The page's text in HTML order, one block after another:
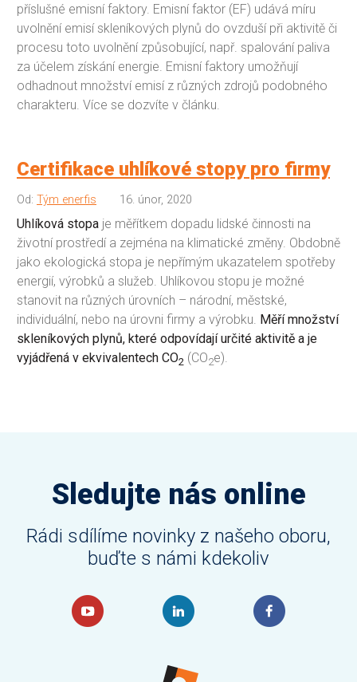
příslušné emisní faktory. Emisní faktor (EF) udává míru
uvolnění emisí skleníkových plynů do ovzduší při aktivitě či
procesu toto uvolnění způsobující, např. spalování paliva
za účelem získání energie. Emisní faktory umožňují
odhadnout množství emisí z různých zdrojů podobného
charakteru. Více se dozvíte v článku.
Certifikace uhlíkové stopy pro firmy
Od: Tým enerfis 16. únor, 2020
Uhlíková stopa je měřítkem dopadu lidské činnosti na
životní prostředí a zejména na klimatické změny. Obdobně
jako ekologická stopa je nepřímým ukazatelem spotřeby
energií, výrobků a služeb. Uhlíkovou stopu je možné
stanovit na různých úrovních – národní, městské,
individuální, nebo na úrovni firmy a výrobku. Měří množství
skleníkových plynů, které odpovídají určité aktivitě a je
vyjádřená v ekvivalentech CO2 (CO2e).
Sledujte nás online
Rádi sdílíme novinky z našeho oboru,
buďte s námi kdekoliv